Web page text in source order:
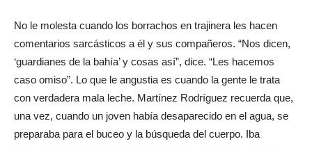
No le molesta cuando los borrachos en trajinera les hacen
comentarios sarcásticos a él y sus compañeros. “Nos dicen,
‘guardianes de la bahía’ y cosas así”, dice. “Les hacemos
caso omiso”. Lo que le angustia es cuando la gente le trata
con verdadera mala leche. Martínez Rodríguez recuerda que,
una vez, cuando un joven había desaparecido en el agua, se
preparaba para el buceo y la búsqueda del cuerpo. Iba